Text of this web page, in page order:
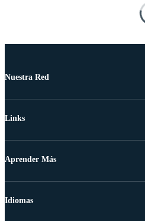
Nuestra Red
Links
Aprender Más
Idiomas